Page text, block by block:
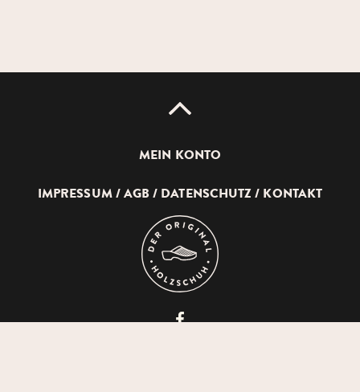
MEIN KONTO
IMPRESSUM AGB DATENSCHUTZ KONTAKT
DEVICH